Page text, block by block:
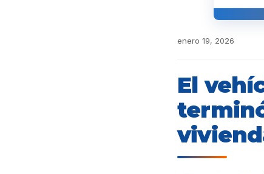
enero 19, 2026
El